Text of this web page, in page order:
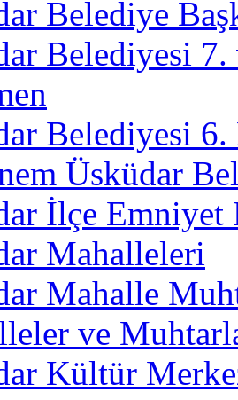
Belediye
Belediyesi
Belediyesi 6.
Üsküdar
İlçe
Mahalleleri
Mahalle
ve
Kültür